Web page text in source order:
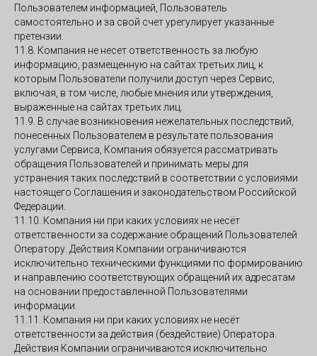
Пользователем информацией, Пользователь
самостоятельно и за свой счет урегулирует указанные
претензии.
11.8. Компания не несет ответственность за любую
информацию, размещенную на сайтах третьих лиц, к
которым Пользователи получили доступ через Сервис,
включая, в том числе, любые мнения или утверждения,
выраженные на сайтах третьих лиц.
11.9. В случае возникновения нежелательных последствий,
понесенных Пользователем в результате пользования
услугами Сервиса, Компания обязуется рассматривать
обращения Пользователей и принимать меры для
устранения таких последствий в соответствии с условиями
настоящего Соглашения и законодательством Российской
Федерации.
11.10. Компания ни при каких условиях не несёт
ответственности за содержание обращений Пользователей
Оператору. Действия Компании ограничиваются
исключительно техническими функциями по формированию
и направлению соответствующих обращений их адресатам
на основании предоставленной Пользователями
информации.
11.11. Компания ни при каких условиях не несёт
ответственности за действия (бездействие) Оператора.
Действия Компании ограничиваются исключительно